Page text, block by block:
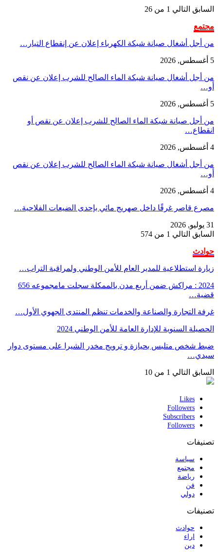
السابق التالي 1 من 26
مجتمع
من أجل أشغال صيانة شبكة الكهرباء إعلان عن إنقطاع التيار…
5 أغسطس, 2026
من أجل أشغال صيانة شبكة الماء الصالح للشرب إعلان عن نقص
أو…
5 أغسطس, 2026
من أجل صيانة شبكة الماء الصالح للشرب إعلان عن نقص أو
انقطاع…
4 أغسطس, 2026
من أجل أشغال صيانة شبكة الماء الصالح للشرب إعلان عن نقص
أو…
4 أغسطس, 2026
مصرع قاصر غرقًا داخل صهريج مائي بإحدى الضيعات الفلاحية…
31 يوليو, 2026
السابق التالي 1 من 574
حوادث
زيارة استطلاعية للمدير العام للأمن الوطني ولمراقبة التراب…
2024 : مراكش ضمن أربع مدن بالممكلة سجلت مامجموعه 656
قضية…
غرفة التجارة والصناعة والخدمات تنظم المنتدى الجهوي الأول…
الحصيلة السنوية للإدارة العامة للأمن الوطني 2024
ضبط شخص متلبس بحيازة و ترويج مخدر الشيرا على مستوى دوار
سيدي…
السابق التالي 1 من 10
Likes
Followers
Subscribers
Followers
تصنيفات
سياسة
مجتمع
رياضة
فن
دولي
تصنيفات
حوادث
اراء
دين